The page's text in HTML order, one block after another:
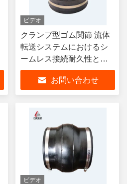
ビデオ
クランプ型ゴム関節 流体
転送システムにおけるシ
ームレス接続耐久性と振
動吸収を保証する
お問い合わせ
ビデオ